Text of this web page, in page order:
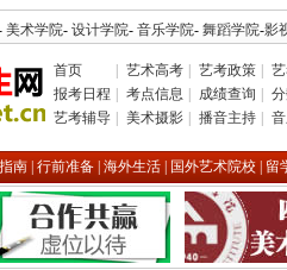
美术学院- 设计学院- 音乐学院- 舞蹈学院-影
首页 艺术高考 艺考政策
报考日程
考点信息 成绩查询
艺考辅导
美术摄影 播音主持
南 行前准备 海外生活 国外艺术院校 留